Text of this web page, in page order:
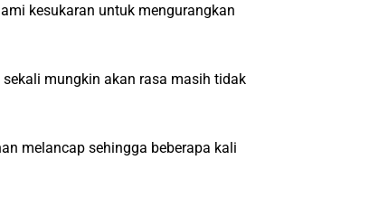
kesukaran untuk mengurangkan
mungkin akan rasa masih tidak
melancap sehingga beberapa kali